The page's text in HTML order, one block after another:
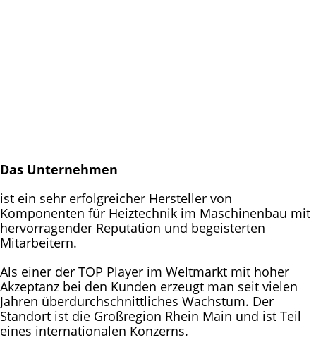
Das Unternehmen
ist ein sehr erfolgreicher Hersteller von
Komponenten für Heiztechnik im Maschinenbau mit
hervorragender Reputation und begeisterten
Mitarbeitern.
Als einer der TOP Player im Weltmarkt mit hoher
Akzeptanz bei den Kunden erzeugt man seit vielen
Jahren überdurchschnittliches Wachstum. Der
Standort ist die Großregion Rhein Main und ist Teil
eines internationalen Konzerns.